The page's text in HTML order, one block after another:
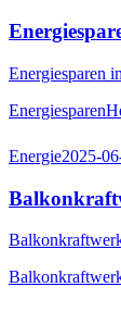
Energiesparen
Energiesparen
Energie2025-